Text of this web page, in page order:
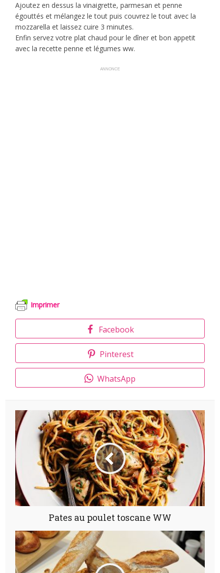
Ajoutez en dessus la vinaigrette, parmesan et penne
égouttés et mélangez le tout puis couvrez le tout avec la
mozzarella et laissez cuire 3 minutes.
Enfin servez votre plat chaud pour le dîner et bon appetit
avec la recette penne et légumes ww.
ANNONCE
Imprimer
Facebook
Pinterest
WhatsApp
Pates au poulet toscane WW